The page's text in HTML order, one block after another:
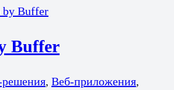
Buffer
решения, Веб-приложения,